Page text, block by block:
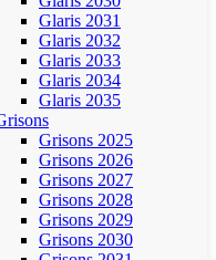
Glaris 2031
Glaris 2032
Glaris 2033
Glaris 2034
Glaris 2035
Grisons 2025
Grisons 2026
Grisons 2027
Grisons 2028
Grisons 2029
Grisons 2030